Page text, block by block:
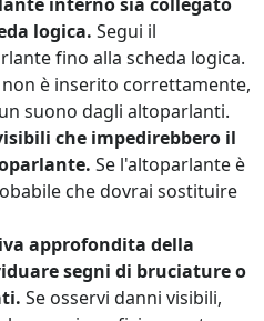
logica. Segui il
fino alla scheda logica.
è inserito correttamente,
suono dagli altoparlanti.
che impedirebbero il
Se l'altoparlante è
che dovrai sostituire
approfondita della
segni di bruciature o
Se osservi danni visibili,